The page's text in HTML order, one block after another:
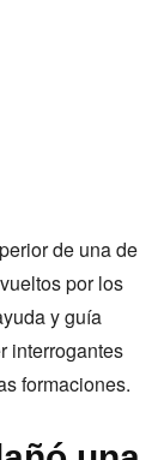
de una de
por los
y guía
interrogantes
formaciones.